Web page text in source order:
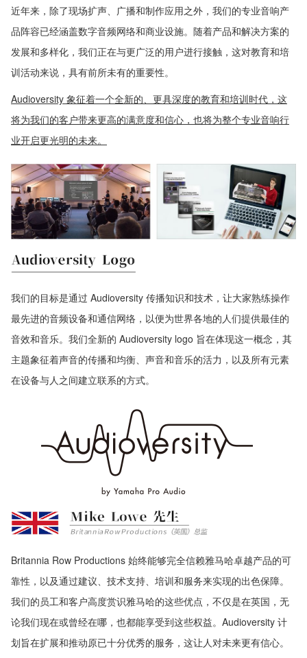
近年来，除了现场扩声、广播和制作应用之外，我们的专业音响产
品阵容已经涵盖数字音频网络和商业设施。随着产品和解决方案的
发展和多样化，我们正在与更广泛的用户进行接触，这对教育和培
训活动来说，具有前所未有的重要性。
Audioversity 象征着一个全新的、更具深度的教育和培训时代，这
将为我们的客户带来更高的满意度和信心，也将为整个专业音响行
业开启更光明的未来。
我们的目标是通过 Audioversity 传播知识和技术，让大家熟练操作
最先进的音频设备和通信网络，以便为世界各地的人们提供最佳的
音效和音乐。我们全新的 Audioversity logo 旨在体现这一概念，其
主题象征着声音的传播和均衡、声音和音乐的活力，以及所有元素
在设备与人之间建立联系的方式。
Britannia Row Productions 始终能够完全信赖雅马哈卓越产品的可
靠性，以及通过建议、技术支持、培训和服务来实现的出色保障。
我们的员工和客户高度赏识雅马哈的这些优点，不仅是在英国，无
论我们现在或曾经在哪，也都能享受到这些权益。Audioversity 计
划旨在扩展和推动原已十分优秀的服务，这让人对未来更有信心。